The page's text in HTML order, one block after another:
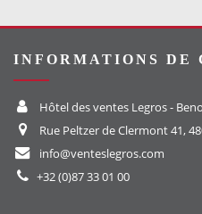
INFORMATIONS DE
Hôtel des ventes Legros -
Rue Peltzer de Clermont 41,
info@venteslegros.com
+32 (0)87 33 01 00